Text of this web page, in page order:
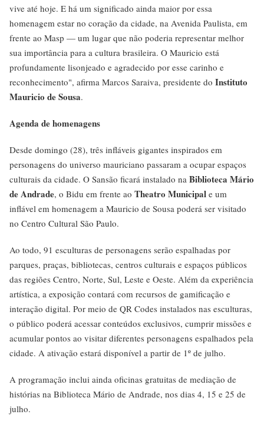
vive até hoje. E há um significado ainda maior por essa
homenagem estar no coração da cidade, na Avenida Paulista, em
frente ao Masp — um lugar que não poderia representar melhor
sua importância para a cultura brasileira. O Mauricio está
profundamente lisonjeado e agradecido por esse carinho e
reconhecimento", afirma Marcos Saraiva, presidente do Instituto
Mauricio de Sousa.
Agenda de homenagens
Desde domingo (28), três infláveis gigantes inspirados em
personagens do universo mauriciano passaram a ocupar espaços
culturais da cidade. O Sansão ficará instalado na Biblioteca Mário
de Andrade, o Bidu em frente ao Theatro Municipal e um
inflável em homenagem a Mauricio de Sousa poderá ser visitado
no Centro Cultural São Paulo.
Ao todo, 91 esculturas de personagens serão espalhadas por
parques, praças, bibliotecas, centros culturais e espaços públicos
das regiões Centro, Norte, Sul, Leste e Oeste. Além da experiência
artística, a exposição contará com recursos de gamificação e
interação digital. Por meio de QR Codes instalados nas esculturas,
o público poderá acessar conteúdos exclusivos, cumprir missões e
acumular pontos ao visitar diferentes personagens espalhados pela
cidade. A ativação estará disponível a partir de 1º de julho.
A programação inclui ainda oficinas gratuitas de mediação de
histórias na Biblioteca Mário de Andrade, nos dias 4, 15 e 25 de
julho.